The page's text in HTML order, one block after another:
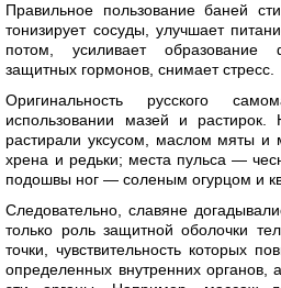
Правильное пользование баней
тонизирует сосуды, улучшает
потом, усиливает образование
защитных гормонов, снимает стресс.
Оригинальность русского
использовании мазей и
растирали уксусом, маслом мяты
хрена и редьки; места пульса —
подошвы ног — соленым огурцом и
Следовательно, славяне
только роль защитной оболочки
точки, чувствительность которых
определенных внутренних органов,